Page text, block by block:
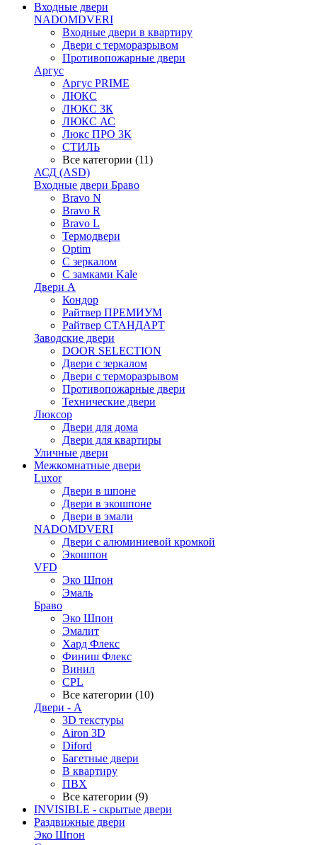
Входные двери
NADOMDVERI
Входные двери в квартиру
Двери с терморазрывом
Противопожарные двери
Аргус
Аргус PRIME
ЛЮКС
ЛЮКС 3К
ЛЮКС АС
Люкс ПРО 3К
СТИЛЬ
Все категории (11)
АСД (ASD)
Входные двери Браво
Bravo N
Bravo R
Bravo L
Термодвери
Optim
С зеркалом
С замками Kale
Двери А
Кондор
Райтвер ПРЕМИУМ
Райтвер СТАНДАРТ
Заводские двери
DOOR SELECTION
Двери с зеркалом
Двери с терморазрывом
Противопожарные двери
Технические двери
Люксор
Двери для дома
Двери для квартиры
Уличные двери
Межкомнатные двери
Luxor
Двери в шпоне
Двери в экошпоне
Двери в эмали
NADOMDVERI
Двери с алюминиевой кромкой
Экошпон
VFD
Эко Шпон
Эмаль
Браво
Эко Шпон
Эмалит
Хард Флекс
Финиш Флекс
Винил
CPL
Все категории (10)
Двери - А
3D текстуры
Airon 3D
Diford
Багетные двери
В квартиру
ПВХ
Все категории (9)
INVISIBLE - скрытые двери
Раздвижные двери
Эко Шпон